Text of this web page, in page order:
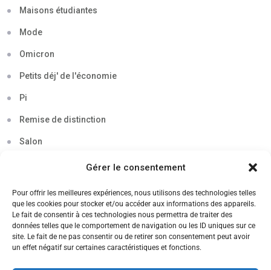
Gérer le consentement
Pour offrir les meilleures expériences, nous utilisons des technologies telles
que les cookies pour stocker et/ou accéder aux informations des appareils.
Le fait de consentir à ces technologies nous permettra de traiter des
données telles que le comportement de navigation ou les ID uniques sur ce
site. Le fait de ne pas consentir ou de retirer son consentement peut avoir
un effet négatif sur certaines caractéristiques et fonctions.
Maisons étudiantes
Mode
Omicron
Petits déj' de l'économie
Pi
Remise de distinction
Salon
Soirée
Sortie découverte
Tau